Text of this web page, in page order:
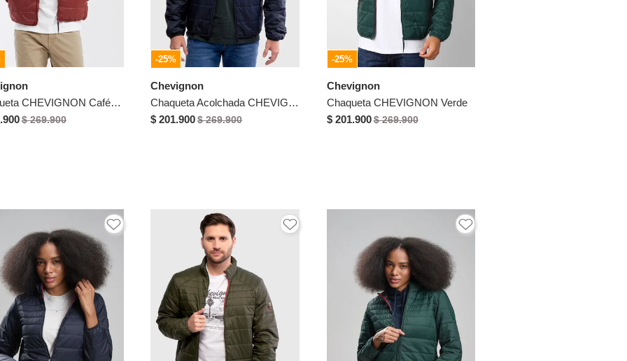
Chaqueta CHEVIGNON Café Plasma
$ 269.900
-25%
Chevignon
Chaqueta Acolchada CHEVIGNON Azul
$ 201.900$ 269.900
-25%
Chevignon
Chaqueta CHEVIGNON Verde
$ 201.900$ 269.900